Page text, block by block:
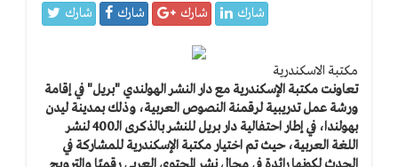
شارك شارك شارك شارك
مكتبة الاسكندرية
تعاونت مكتبة الإسكندرية مع دار النشر الهولندي "بريل" في إقامة
ورشة عمل تدريبية لرقمنة النصوص العربية، وذلك بمدينة ليدن
بهولندا، في إطار احتفالية دار بريل للنشر بالذكرى الـ400 لنشر
اللغة العربية، حيث تم اختيار مكتبة الإسكندرية للمشاركة في